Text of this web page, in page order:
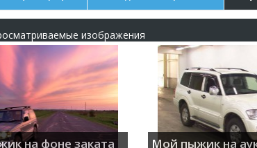
изображения
на фоне заката Мой пыжик на